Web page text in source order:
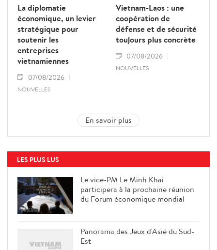
La diplomatie
économique, un levier
stratégique pour
soutenir les
entreprises
vietnamiennes
07/08/2026
NOUVELLES
Vietnam-Laos : une
coopération de
défense et de sécurité
toujours plus concrète
07/08/2026
NOUVELLES
En savoir plus
LES PLUS LUS
Le vice-PM Le Minh Khai
participera à la prochaine réunion
du Forum économique mondial
Panorama des Jeux d'Asie du Sud-
Est